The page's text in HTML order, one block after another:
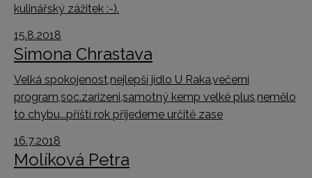
kulinářský zážitek :-).
15.8.2018
Simona Chrastava
Velká spokojenost,nejlepší jídlo U Raka,večerní
program,soc.zarizeni,samotný kemp velké plus,nemělo
to chybu...příští rok přijedeme určitě zase
16.7.2018
Molíková Petra